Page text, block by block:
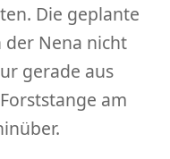
Die geplante
der Nena nicht
gerade aus
am